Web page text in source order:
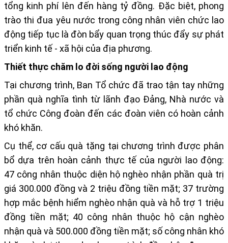
tổng kinh phí lên đến hàng tỷ đồng. Đặc biệt, phong
trào thi đua yêu nước trong công nhân viên chức lao
động tiếp tục là đòn bẩy quan trọng thúc đẩy sự phát
triển kinh tế - xã hội của địa phương.
Thiết thực chăm lo đời sống người lao động
Tại chương trình, Ban Tổ chức đã trao tận tay những
phần quà nghĩa tình từ lãnh đạo Đảng, Nhà nước và
tổ chức Công đoàn đến các đoàn viên có hoàn cảnh
khó khăn.
Cụ thể, cơ cấu quà tặng tại chương trình được phân
bổ dựa trên hoàn cảnh thực tế của người lao động:
47 công nhân thuộc diện hộ nghèo nhận phần quà trị
giá 300.000 đồng và 2 triệu đồng tiền mặt; 37 trường
hợp mắc bệnh hiểm nghèo nhận quà và hỗ trợ 1 triệu
đồng tiền mặt; 40 công nhân thuộc hộ cận nghèo
nhận quà và 500.000 đồng tiền mặt; số công nhân khó